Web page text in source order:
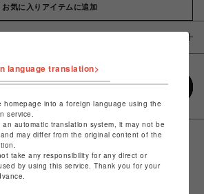
お気に入りアイテムに追加
language translation>
homepage into a foreign language using the
service.
an automatic translation system, it may not be
may differ from the original content of the
take any responsibility for any direct or
by using this service. Thank you for your